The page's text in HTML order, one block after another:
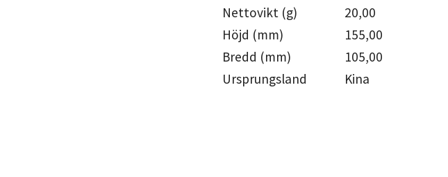
Nettovikt (g)
20,00
Höjd (mm)
155,00
Bredd (mm)
105,00
Ursprungsland
Kina